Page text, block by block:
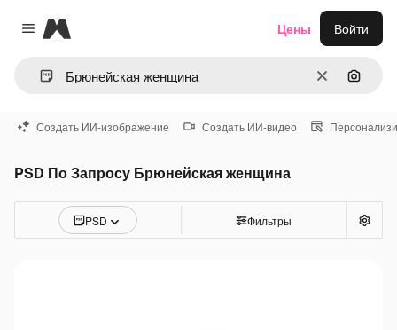
Close menu
Magnific
ОчиститьПоиск
Цены Войти
Создать ИИ-изображение Создать ИИ-видео
PSD По Запросу Брюнейская женщина
PSD Фильтры